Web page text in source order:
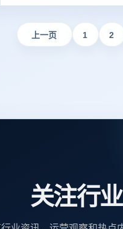
撰写？的一些建议。
上一页 1 2
关注行